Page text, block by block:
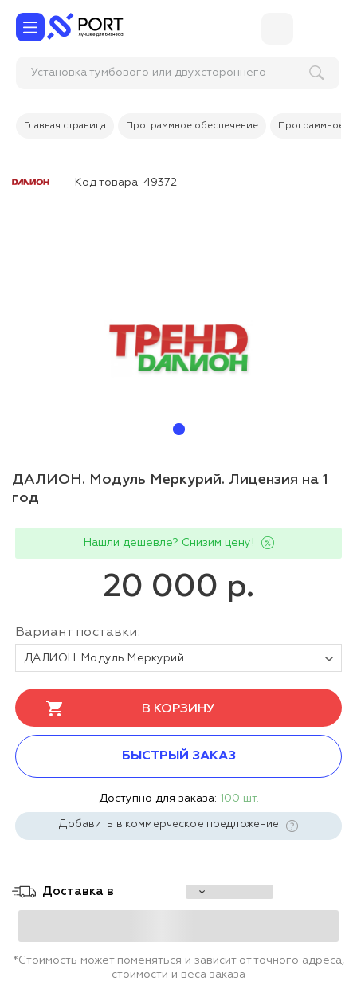
Установка тумбового или двухстороннего
Главная страница Программное обеспечение Программное
Код товара: 49372
ДАЛИОН. Модуль Меркурий. Лицензия на 1
год
Нашли дешевле? Снизим цену!
20 000 р.
Вариант поставки:
ДАЛИОН. Модуль Меркурий
В КОРЗИНУ
БЫСТРЫЙ ЗАКАЗ
Доступно для заказа: 100 шт.
Добавить в коммерческое предложение
Доставка в
*Стоимость может поменяться и зависит от точного адреса,
стоимости и веса заказа